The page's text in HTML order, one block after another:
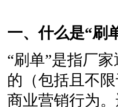
一、什么是“刷
“刷单”是指厂
的（包括且不
商业营销行为